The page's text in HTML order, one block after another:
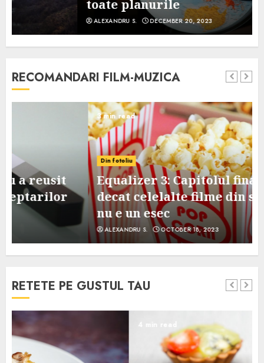
toate planurile
DECEMBER 20, 2023
RECOMANDARI FILM-MUZICA
Din fotoliu
Equalizer 3: Capitolul final, mai slab
decat celelalte filme din serie, dar
nu e un esec
ALEXANDRU S. OCTOBER 18, 2023
RETETE PE GUSTUL TAU
4 min read